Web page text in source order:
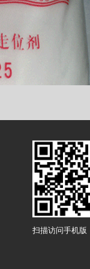
扫描访问手机版